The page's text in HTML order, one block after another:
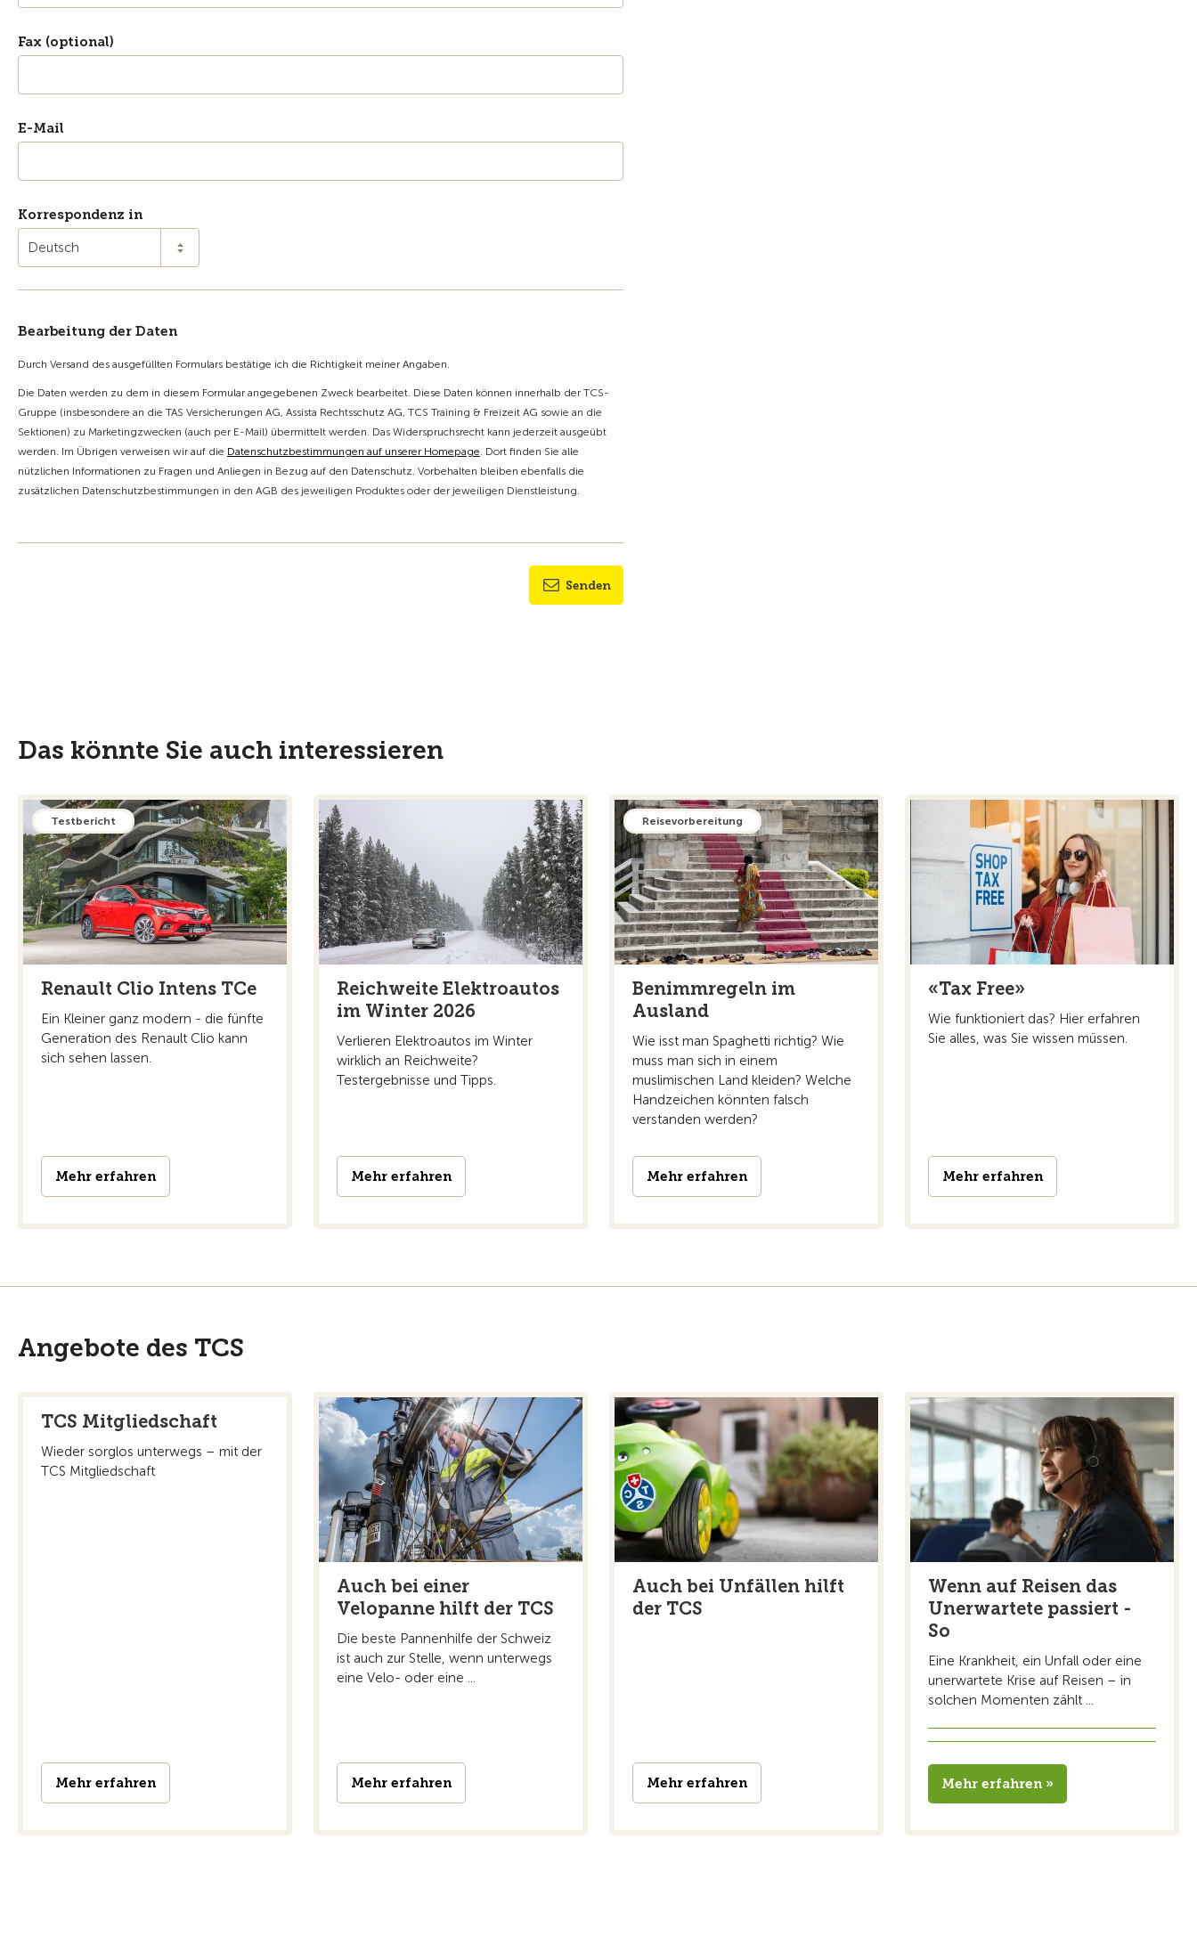
Fax (optional)
E-Mail
Korrespondenz in
Deutsch
Bearbeitung der Daten
Durch Versand des ausgefüllten Formulars bestätige ich die Richtigkeit meiner Angaben.
Die Daten werden zu dem in diesem Formular angegebenen Zweck bearbeitet. Diese Daten können innerhalb der TCS-
Gruppe (insbesondere an die TAS Versicherungen AG, Assista Rechtsschutz AG, TCS Training & Freizeit AG sowie an die
Sektionen) zu Marketingzwecken (auch per E-Mail) übermittelt werden. Das Widerspruchsrecht kann jederzeit ausgeübt
werden. Im Übrigen verweisen wir auf die Datenschutzbestimmungen auf unserer Homepage. Dort finden Sie alle
nützlichen Informationen zu Fragen und Anliegen in Bezug auf den Datenschutz. Vorbehalten bleiben ebenfalls die
zusätzlichen Datenschutzbestimmungen in den AGB des jeweiligen Produktes oder der jeweiligen Dienstleistung.
Senden
Das könnte Sie auch interessieren
Testbericht
Renault Clio Intens TCe
Ein Kleiner ganz modern - die fünfte
Generation des Renault Clio kann
sich sehen lassen.
Mehr erfahren
Reichweite Elektroautos
im Winter 2026
Verlieren Elektroautos im Winter
wirklich an Reichweite?
Testergebnisse und Tipps.
Mehr erfahren
Reisevorbereitung
Benimmregeln im
Ausland
Wie isst man Spaghetti richtig? Wie
muss man sich in einem
muslimischen Land kleiden? Welche
Handzeichen könnten falsch
verstanden werden?
Mehr erfahren
«Tax Free»
Wie funktioniert das? Hier erfahren
Sie alles, was Sie wissen müssen.
Mehr erfahren
Angebote des TCS
TCS Mitgliedschaft
Wieder sorglos unterwegs – mit der
TCS Mitgliedschaft
Mehr erfahren
Auch bei einer
Velopanne hilft der TCS
Die beste Pannenhilfe der Schweiz
ist auch zur Stelle, wenn unterwegs
eine Velo- oder eine ...
Mehr erfahren
Auch bei Unfällen hilft
der TCS
Mehr erfahren
Wenn auf Reisen das
Unerwartete passiert -
So
Eine Krankheit, ein Unfall oder eine
unerwartete Krise auf Reisen – in
solchen Momenten zählt ...
Mehr erfahren »